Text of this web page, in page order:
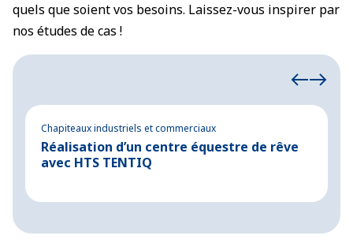
quels que soient vos besoins. Laissez-vous inspirer par
nos études de cas !
Chapiteaux industriels et commerciaux
Réalisation d’un centre équestre de rêve
avec HTS TENTIQ